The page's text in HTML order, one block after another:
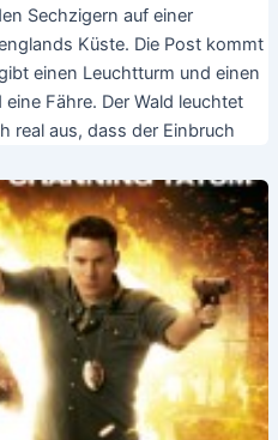
Sechzigern auf einer
Küste. Die Post kommt
einen Leuchtturm und einen
Fähre. Der Wald leuchtet
real aus, dass der Einbruch